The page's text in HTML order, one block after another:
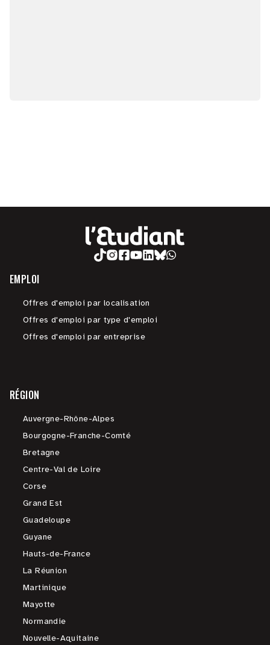
EMPLOI
Offres d'emploi par localisation
Offres d'emploi par type d'emploi
Offres d'emploi par entreprise
RÉGION
Auvergne-Rhône-Alpes
Bourgogne-Franche-Comté
Bretagne
Centre-Val de Loire
Corse
Grand Est
Guadeloupe
Guyane
Hauts-de-France
La Réunion
Martinique
Mayotte
Normandie
Nouvelle-Aquitaine